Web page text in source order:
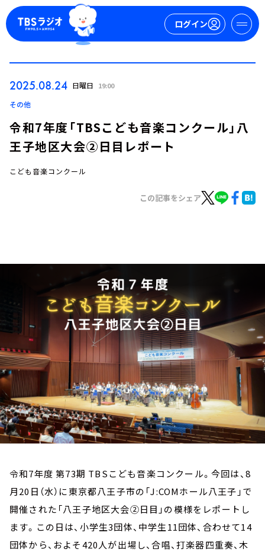
ログイン
イベント・グッズ
YouTube
会社情報
2025.08.24 日曜日 19:00
その他
令和7年度「TBSこども音楽コンクール」八
王子地区大会②日目レポート
こども音楽コンクール
この記事をシェア
令和7年度 第73期 TBSこども音楽コンクール。今回は、8
月20日（水）に東京都八王子市の「J:COMホール八王子」で
開催された「八王子地区大会②日目」の模様をレポートし
ます。この日は、小学生3団体、中学生11団体、合わせて14
団体から、およそ420人が出場し、合唱、打楽器四重奏、木